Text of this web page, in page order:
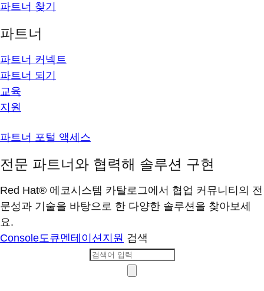
파트너 찾기
파트너
파트너 커넥트
파트너 되기
교육
지원
파트너 포털 액세스
전문 파트너와 협력해 솔루션 구현
Red Hat® 에코시스템 카탈로그에서 협업 커뮤니티의 전
문성과 기술을 바탕으로 한 다양한 솔루션을 찾아보세
요.
Console도큐멘테이션지원 검색